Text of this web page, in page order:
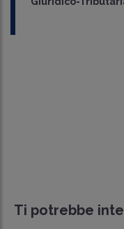
Ti potrebbe